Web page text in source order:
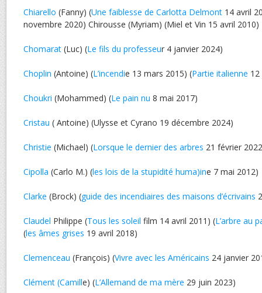
Chiarello (Fanny) (Une faiblesse de Carlotta Delmont 14 avril
novembre 2020) Chirousse (Myriam) (Miel et Vin 15 avril 2010)
Chomarat (Luc) (Le fils du professeur 4 janvier 2024)
Choplin (Antoine) (L’incendie 13 mars 2015) (Partie italienne
Choukri (Mohammed) (Le pain nu 8 mai 2017)
Cristau ( Antoine) (Ulysse et Cyrano 19 décembre 2024)
Christie (Michael) (Lorsque le dernier des arbres 21 février
Cipolla (Carlo M.) (les lois de la stupidité huma)ine 7 mai 2012)
Clarke (Brock) (guide des incendiaires des maisons d’écrivains
Claudel Philippe (Tous les soleil film 14 avril 2011) (L’arbre au
(les âmes grises 19 avril 2018)
Clemenceau (François) (Vivre avec les Américains 24 janvier
Clément (Camille) (L’Allemand de ma mère 29 juin 2023)